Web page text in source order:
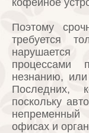
кофейное
Поэтому
требуется
нарушается
процессами
незнанию, или
Последних,
поскольку
офисах и